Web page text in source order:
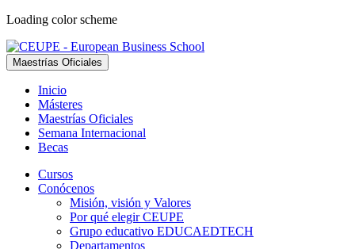
Loading color scheme
Maestrías Oficiales
Inicio
Másteres
Maestrías Oficiales
Semana Internacional
Becas
Cursos
Conócenos
Misión, visión y Valores
Por qué elegir CEUPE
Grupo educativo EDUCAEDTECH
Departamentos